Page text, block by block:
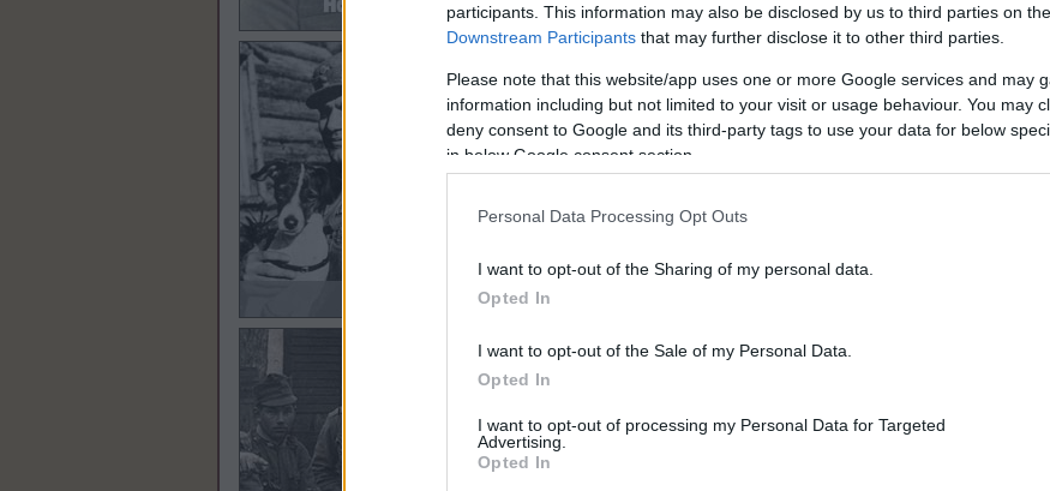
participants. This information may also be disclosed by us to third parties on the
Downstream Participants that may further disclose it to other third parties.
Please note that this website/app uses one or more Google services and may
information including but not limited to your visit or usage behaviour. You may
deny consent to Google and its third-party tags to use your data for below
in below Google consent section.
Personal Data Processing Opt Outs
I want to opt-out of the Sharing of my personal data.
Opted In
I want to opt-out of the Sale of my Personal Data.
Opted In
I want to opt-out of processing my Personal Data for Targeted
Advertising.
Opted In